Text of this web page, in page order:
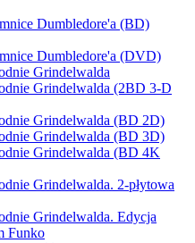
Dumbledore'a (BD)
Dumbledore'a (DVD)
Grindelwalda
Grindelwalda (2BD 3-D
Grindelwalda (BD 2D)
Grindelwalda (BD 3D)
Grindelwalda (BD 4K
Grindelwalda. 2-płytowa
Grindelwalda. Edycja
Funko